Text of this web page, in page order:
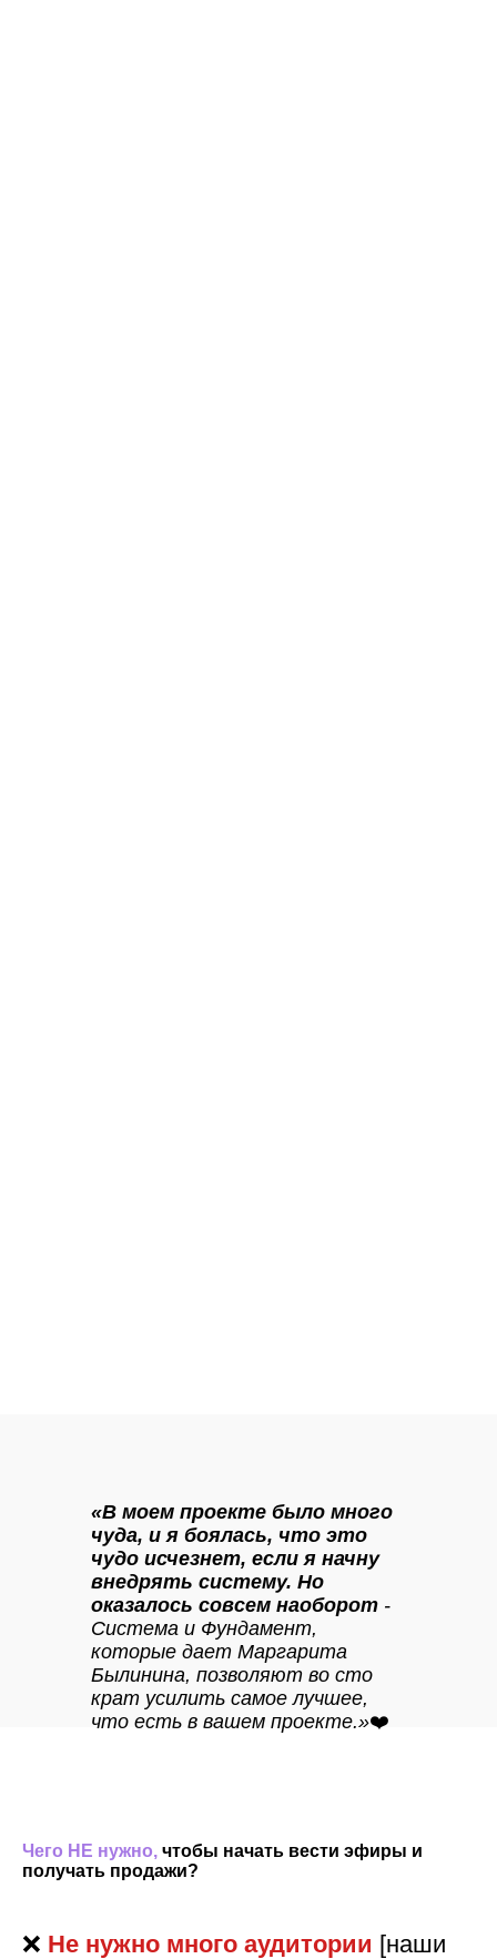
«В моем проекте было много
чуда, и я боялась, что это
чудо исчезнет, если я начну
внедрять систему. Но
оказалось совсем наоборот -
Система и Фундамент,
которые дает Маргарита
Былинина, позволяют во сто
крат усилить самое лучшее,
что есть в вашем проекте.»❤️
Чего НЕ нужно, чтобы начать вести эфиры и
получать продажи?
❌ Не нужно много аудитории [наши